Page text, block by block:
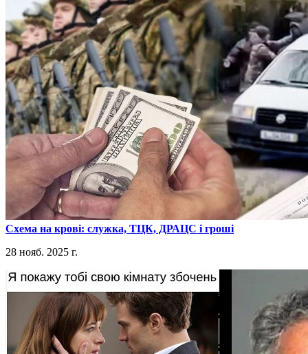
​Схема на крові: служка, ТЦК, ДРАЦС і гроші
28 нояб. 2025 г.